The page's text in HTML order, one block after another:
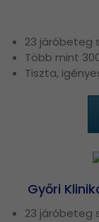
23 járóbeteg
Több mint
Tiszta,
Győri
23 járóbeteg